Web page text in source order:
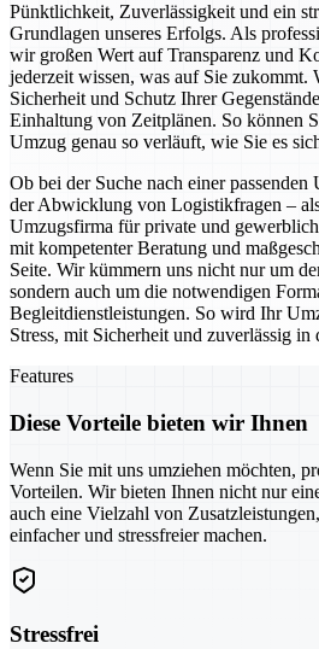
Pünktlichkeit, Zuverlässigkeit und ein
Grundlagen unseres Erfolgs. Als
wir großen Wert auf Transparenz und
jederzeit wissen, was auf Sie zukommt.
Sicherheit und Schutz Ihrer
Einhaltung von Zeitplänen. So können
Umzug genau so verläuft, wie Sie es
Ob bei der Suche nach einer
der Abwicklung von Logistikfragen –
Umzugsfirma für private und
mit kompetenter Beratung und
Seite. Wir kümmern uns nicht nur um
sondern auch um die notwendigen
Begleitdienstleistungen. So wird Ihr
Stress, mit Sicherheit und zuverlässig in
Features
Diese Vorteile bieten wir Ihnen
Wenn Sie mit uns umziehen möchten,
Vorteilen. Wir bieten Ihnen nicht nur
auch eine Vielzahl von
einfacher und stressfreier machen.
Stressfrei